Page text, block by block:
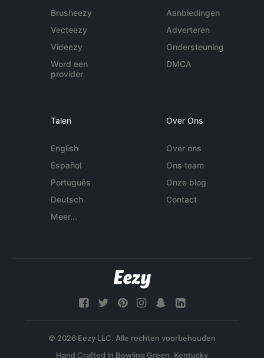
Brusheezy
Vecteezy
Videezy
Word een
provider
Aanbiedingen
Adverteren
Ondersteuning
DMCA
Talen
English
Español
Português
Deutsch
Meer...
Over Ons
Over ons
Ons team
Onze blog
Contact
© 2026 Eezy LLC. Alle rechten voorbehouden